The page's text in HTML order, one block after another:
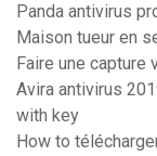
Panda antivirus
Maison tueur en
Faire une
Avira antivirus
with key
How to